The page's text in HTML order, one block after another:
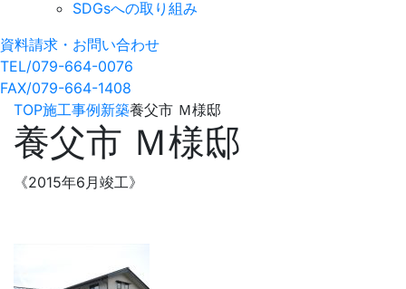
SDGsへの取り組み
資料請求・お問い合わせ
TEL/079-664-0076
FAX/079-664-1408
TOP施工事例新築養父市 Ｍ様邸
養父市 Ｍ様邸
《2015年6月竣工》